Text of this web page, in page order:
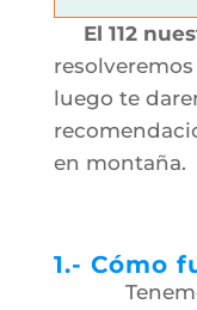
El 112
luego te
en montaña.
1.- Cómo